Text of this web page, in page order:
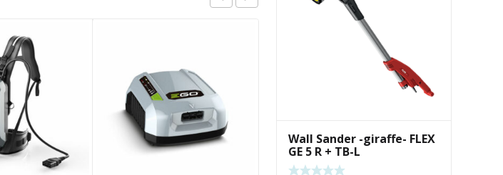
Wall Sander -giraffe- FLEX
GE 5 R + TB-L